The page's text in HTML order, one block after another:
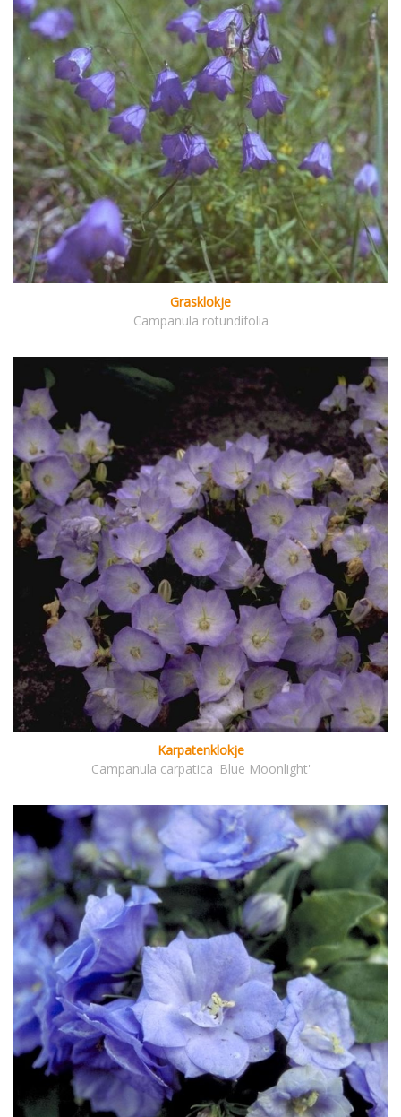
Grasklokje
Campanula rotundifolia
Karpatenklokje
Campanula carpatica 'Blue Moonlight'